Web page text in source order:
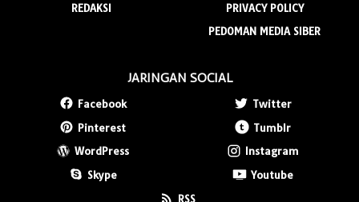
REDAKSI
PRIVACY POLICY
PEDOMAN MEDIA SIBER
JARINGAN SOCIAL
Facebook
Twitter
Pinterest
Tumblr
WordPress
Instagram
Skype
Youtube
RSS